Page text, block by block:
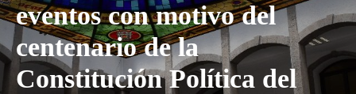
eventos con motivo del
centenario de la
Constitución Política del